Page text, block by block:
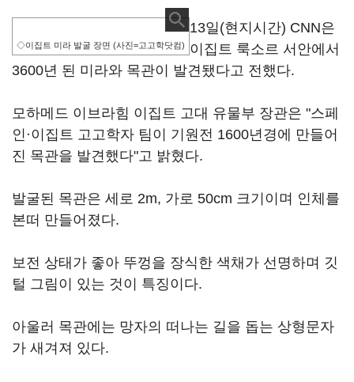
◇이집트 미라 발굴 장면 (사진=고고학닷컴)
13일(현지시간) CNN은
이집트 룩소르 서안에서
3600년 된 미라와 목관이 발견됐다고 전했다.
모하메드 이브라힘 이집트 고대 유물부 장관은 "스페
인·이집트 고고학자 팀이 기원전 1600년경에 만들어
진 목관을 발견했다"고 밝혔다.
발굴된 목관은 세로 2m, 가로 50cm 크기이며 인체를
본떠 만들어졌다.
보전 상태가 좋아 뚜껑을 장식한 색채가 선명하며 깃
털 그림이 있는 것이 특징이다.
아울러 목관에는 망자의 떠나는 길을 돕는 상형문자
가 새겨져 있다.